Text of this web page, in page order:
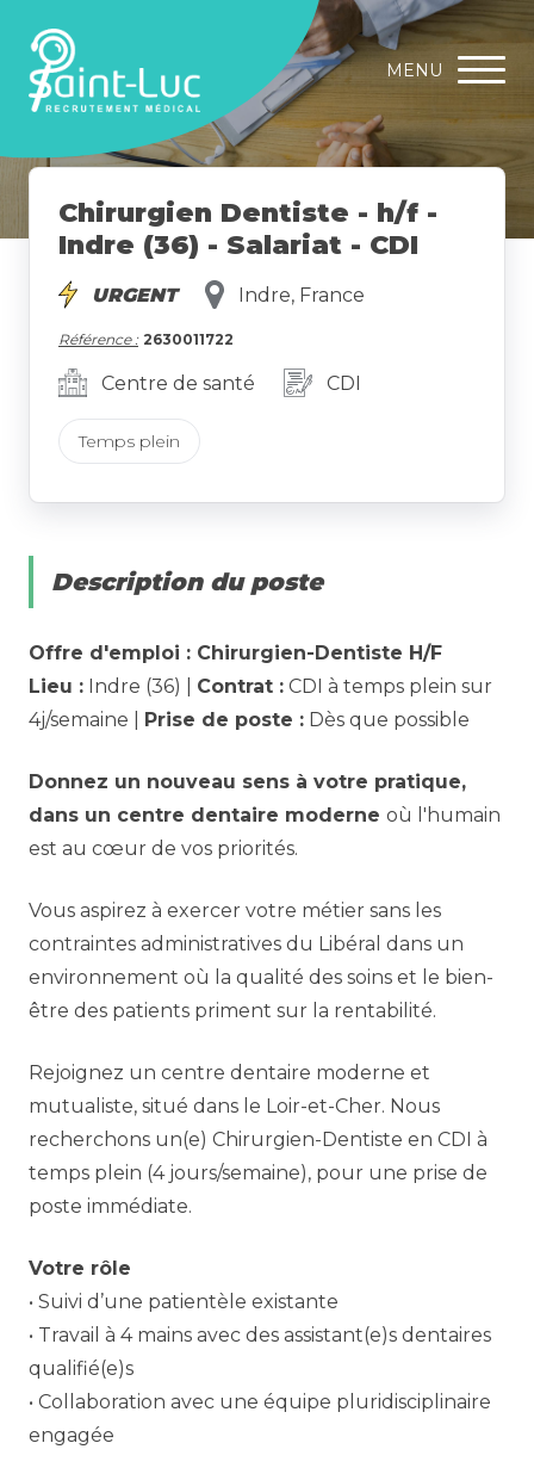
MENU
Chirurgien Dentiste - h/f -
Indre (36) - Salariat - CDI
URGENT Indre, France
Référence : 2630011722
Centre de santé CDI
Temps plein
Description du poste
Offre d'emploi : Chirurgien-Dentiste H/F
Lieu : Indre (36) | Contrat : CDI à temps plein sur
4j/semaine | Prise de poste : Dès que possible
Donnez un nouveau sens à votre pratique,
dans un centre dentaire moderne où l'humain
est au cœur de vos priorités.
Vous aspirez à exercer votre métier sans les
contraintes administratives du Libéral dans un
environnement où la qualité des soins et le bien-
être des patients priment sur la rentabilité.
Rejoignez un centre dentaire moderne et
mutualiste, situé dans le Loir-et-Cher. Nous
recherchons un(e) Chirurgien-Dentiste en CDI à
temps plein (4 jours/semaine), pour une prise de
poste immédiate.
Votre rôle
• Suivi d’une patientèle existante
• Travail à 4 mains avec des assistant(e)s dentaires
qualifié(e)s
• Collaboration avec une équipe pluridisciplinaire
engagée